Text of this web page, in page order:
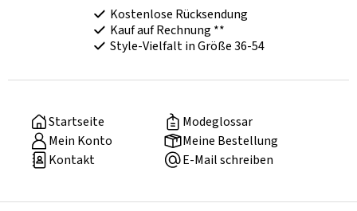
Kostenlose Rücksendung
Kauf auf Rechnung **
Style-Vielfalt in Größe 36-54
Startseite
Modeglossar
Mein Konto
Meine Bestellung
Kontakt
E-Mail schreiben